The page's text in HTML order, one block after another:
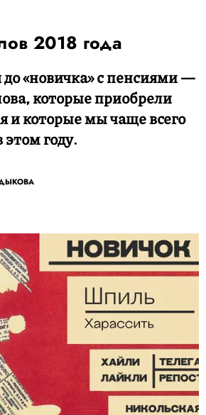
2018 года
«новичка» с пенсиями —
которые приобрели
и которые мы чаще всего
этом году.